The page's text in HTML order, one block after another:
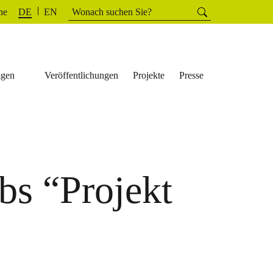
Suchen
nach:
Suchen
DE EN
Veröffentlichungen Projekte Presse
“Projekt